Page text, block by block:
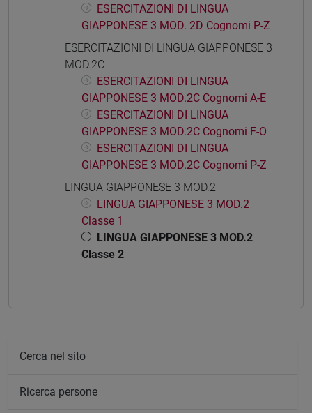
ESERCITAZIONI DI LINGUA
GIAPPONESE 3 MOD. 2D Cognomi P-Z
ESERCITAZIONI DI LINGUA GIAPPONESE 3
MOD.2C
ESERCITAZIONI DI LINGUA
GIAPPONESE 3 MOD.2C Cognomi A-E
ESERCITAZIONI DI LINGUA
GIAPPONESE 3 MOD.2C Cognomi F-O
ESERCITAZIONI DI LINGUA
GIAPPONESE 3 MOD.2C Cognomi P-Z
LINGUA GIAPPONESE 3 MOD.2
LINGUA GIAPPONESE 3 MOD.2
Classe 1
LINGUA GIAPPONESE 3 MOD.2
Classe 2
Cerca nel sito
Ricerca persone